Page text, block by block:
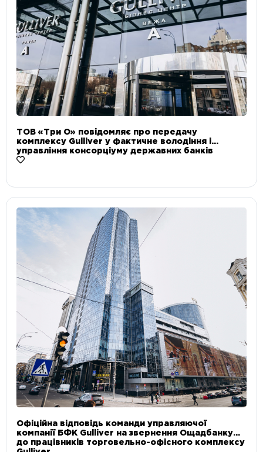
ТОВ «Три О» повідомляє про передачу
комплексу Gulliver у фактичне володіння і
управління консорціуму державних банків
Офіційна відповідь команди управляючої
компанії БФК Gulliver на звернення Ощадбанку
до працівників торговельно-офісного комплексу